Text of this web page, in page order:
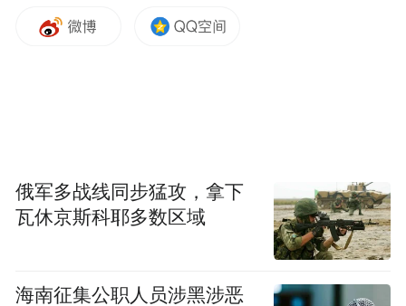
特此说明。
赣州市城市住房服务中心
2025年12月9日
俄军多战线同步猛攻，拿下
瓦休京斯科耶多数区域
海南征集公职人员涉黑涉恶